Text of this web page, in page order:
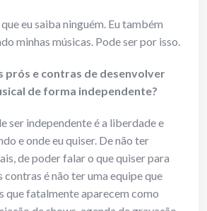
eu saiba ninguém. Eu também
minhas músicas. Pode ser por isso.
prós e contras de desenvolver
de forma independente?
ser independente é a liberdade e
e onde eu quiser. De não ter
de poder falar o que quiser para
contras é não ter uma equipe que
que fatalmente aparecem como